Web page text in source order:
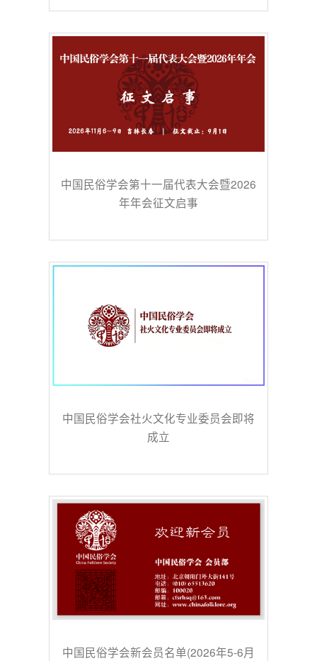
中国民俗学会第十一届代表大会暨2026
年年会征文启事
中国民俗学会社火文化专业委员会即将
成立
中国民俗学会新会员名单(2026年5-6月